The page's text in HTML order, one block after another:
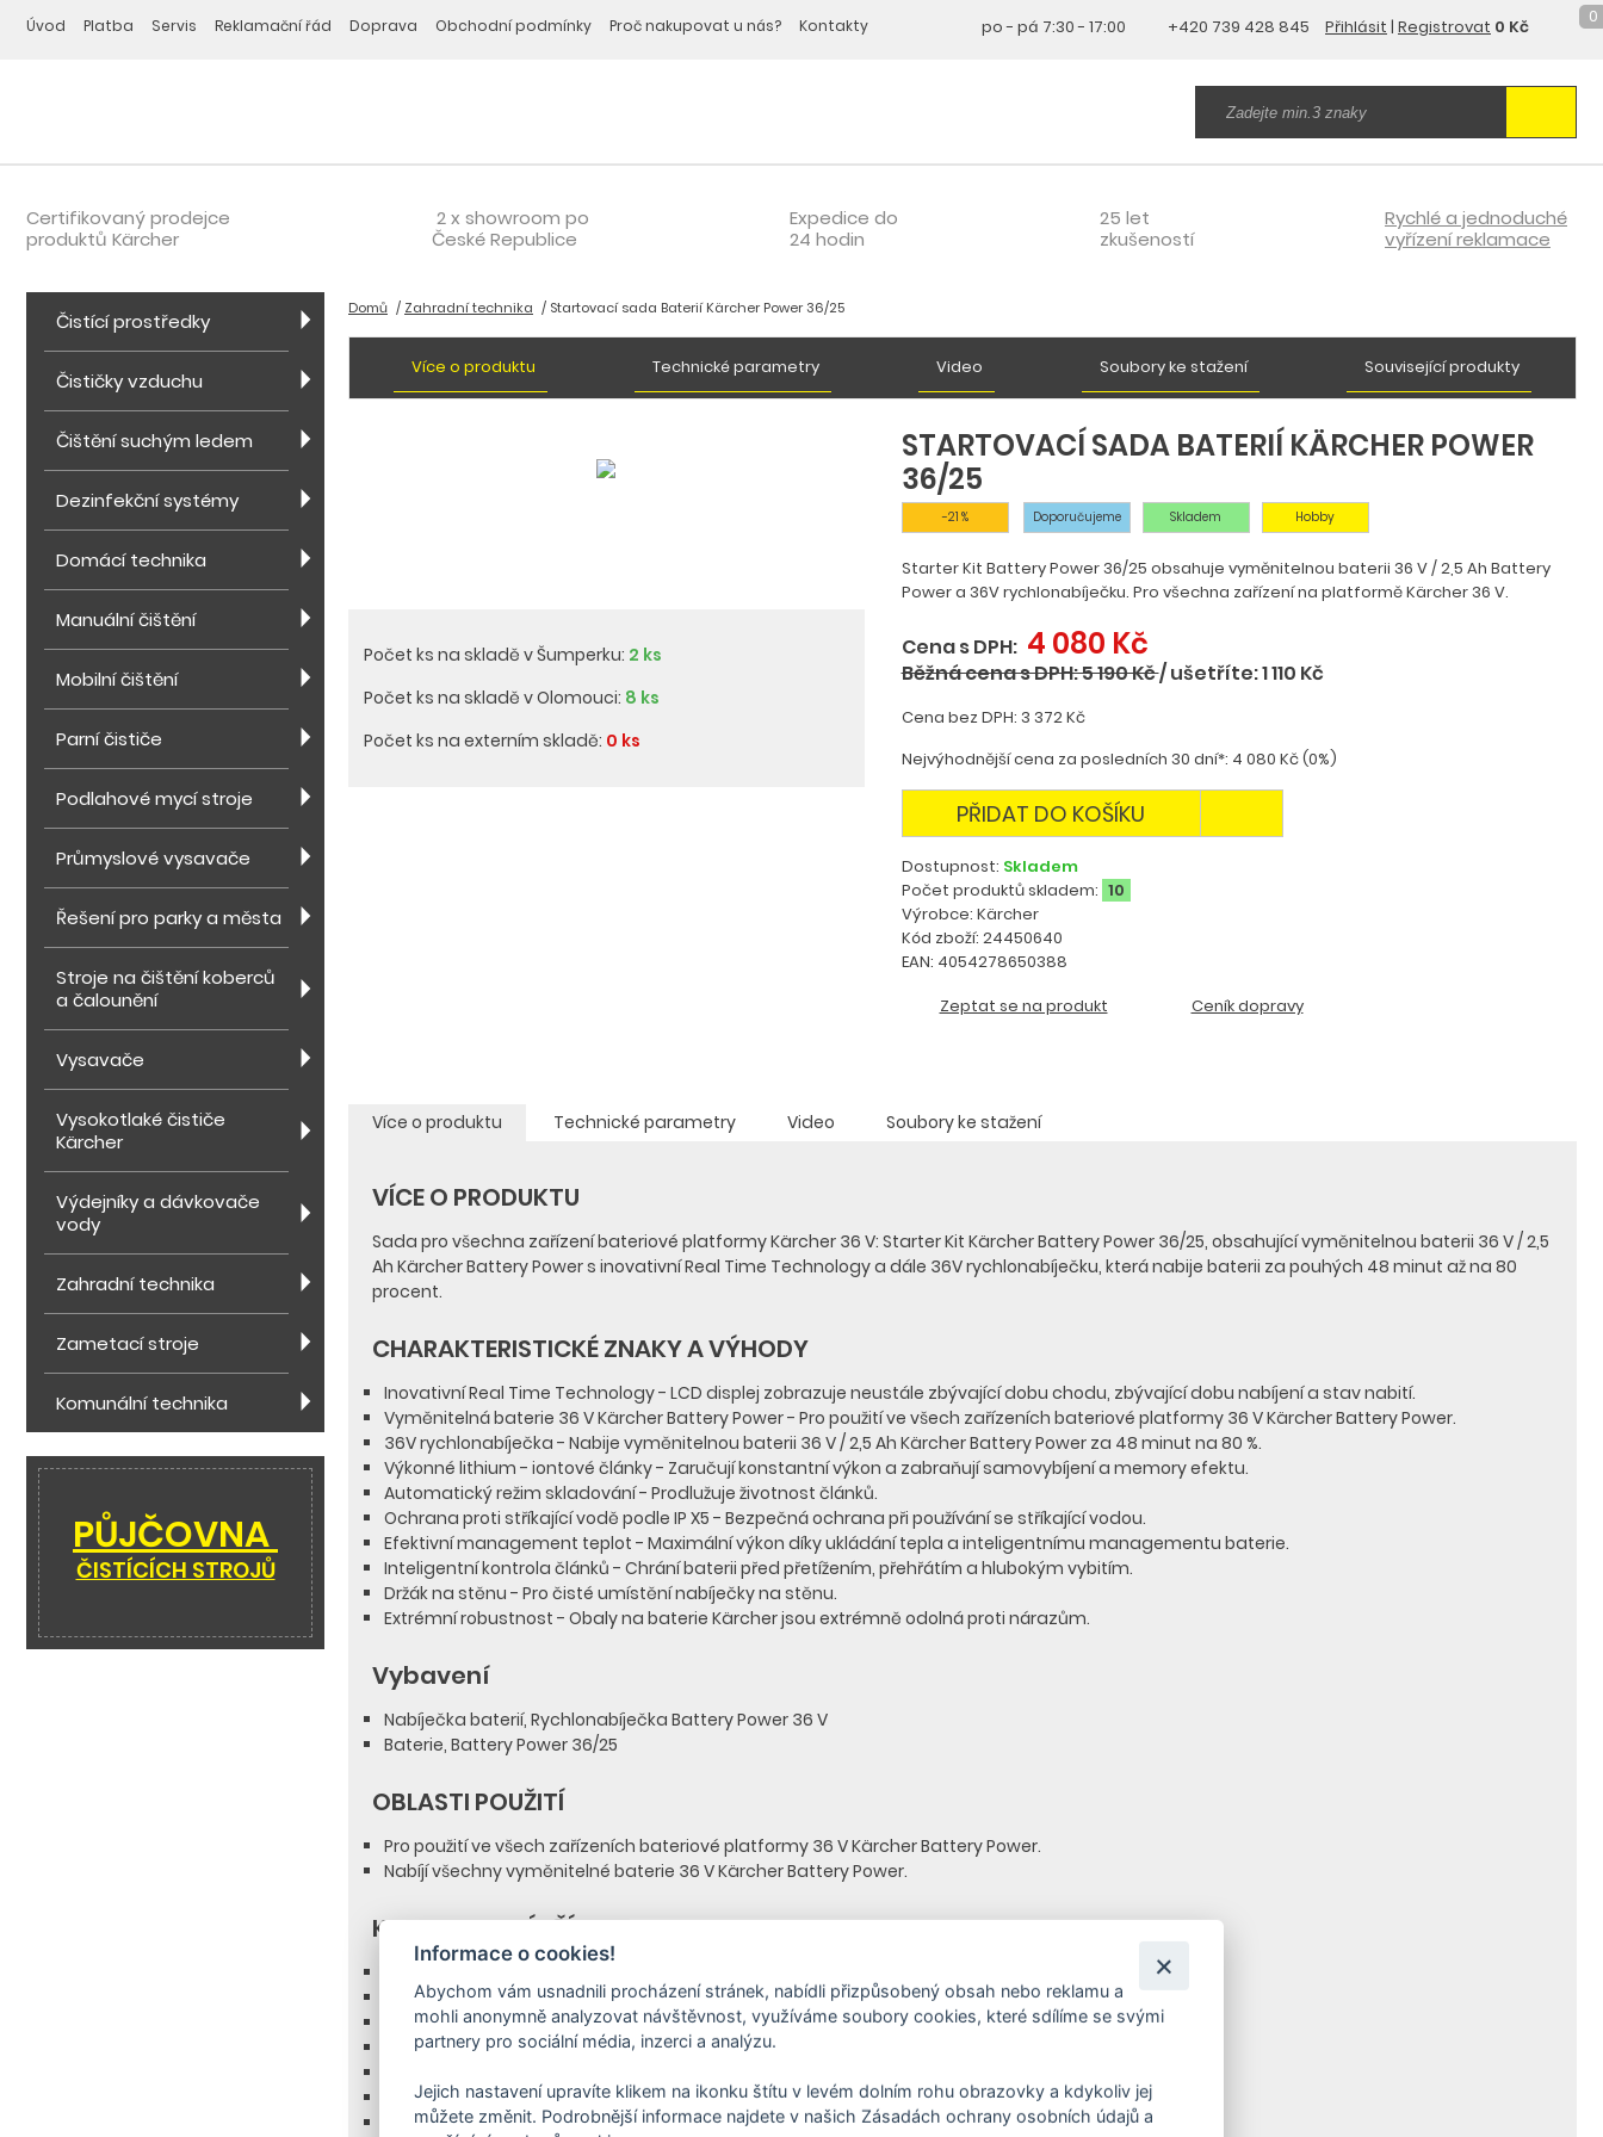
Úvod Platba Servis Reklamační řád Doprava Obchodní podmínky Proč nakupovat u nás? Kontakty po - pá 7:30 - 17:00 +420 739 428 845 Přihlásit | Registrovat 0 Kč 0
Certifikovaný prodejce
produktů Kärcher
2 x showroom po
České Republice
Expedice do
24 hodin
25 let
zkušeností
Rychlé a jednoduché
vyřízení reklamace
Čistící prostředky
Čističky vzduchu
Čištění suchým ledem
Dezinfekční systémy
Domácí technika
Manuální čištění
Mobilní čištění
Parní čističe
Podlahové mycí stroje
Průmyslové vysavače
Řešení pro parky a města
Stroje na čištění koberců
a čalounění
Vysavače
Vysokotlaké čističe
Kärcher
Výdejníky a dávkovače
vody
Zahradní technika
Zametací stroje
Komunální technika
PŮJČOVNA
ČISTÍCÍCH STROJŮ
Domů Zahradní technika Startovací sada Baterií Kärcher Power 36/25
Více o produktu Technické parametry Video Soubory ke stažení Související produkty
Počet ks na skladě v Šumperku: 2 ks
Počet ks na skladě v Olomouci: 8 ks
Počet ks na externím skladě: 0 ks
STARTOVACÍ SADA BATERIÍ KÄRCHER POWER
36/25
-21 % Doporučujeme Skladem Hobby
Starter Kit Battery Power 36/25 obsahuje vyměnitelnou baterii 36 V / 2,5 Ah Battery
Power a 36V rychlonabíječku. Pro všechna zařízení na platformě Kärcher 36 V.
Cena s DPH: 4 080 Kč
Běžná cena s DPH: 5 190 Kč/ušetříte: 1 110 Kč
Cena bez DPH: 3 372 Kč
Nejvýhodnější cena za posledních 30 dní*: 4 080 Kč (0%)
PŘIDAT DO KOŠÍKU
Dostupnost: Skladem
Počet produktů skladem: 10
Výrobce: Kärcher
Kód zboží: 24450640
EAN: 4054278650388
Zeptat se na produkt
Ceník dopravy
Více o produktu Technické parametry Video Soubory ke stažení
VÍCE O PRODUKTU
Sada pro všechna zařízení bateriové platformy Kärcher 36 V: Starter Kit Kärcher Battery Power 36/25, obsahující vyměnitelnou baterii 36 V / 2,5
Ah Kärcher Battery Power s inovativní Real Time Technology a dále 36V rychlonabíječku, která nabije baterii za pouhých 48 minut až na 80
procent.
CHARAKTERISTICKÉ ZNAKY A VÝHODY
Inovativní Real Time Technology - LCD displej zobrazuje neustále zbývající dobu chodu, zbývající dobu nabíjení a stav nabití.
Vyměnitelná baterie 36 V Kärcher Battery Power - Pro použití ve všech zařízeních bateriové platformy 36 V Kärcher Battery Power.
36V rychlonabíječka - Nabije vyměnitelnou baterii 36 V / 2,5 Ah Kärcher Battery Power za 48 minut na 80 %.
Výkonné lithium - iontové články - Zaručují konstantní výkon a zabraňují samovybíjení a memory efektu.
Automatický režim skladování - Prodlužuje životnost článků.
Ochrana proti stříkající vodě podle IP X5 - Bezpečná ochrana při používání se stříkající vodou.
Efektivní management teplot - Maximální výkon díky ukládání tepla a inteligentnímu managementu baterie.
Inteligentní kontrola článků - Chrání baterii před přetížením, přehřátím a hlubokým vybitím.
Držák na stěnu - Pro čisté umístění nabíječky na stěnu.
Extrémní robustnost - Obaly na baterie Kärcher jsou extrémně odolná proti nárazům.
Vybavení
Nabíječka baterií, Rychlonabíječka Battery Power 36 V
Baterie, Battery Power 36/25
OBLASTI POUŽITÍ
Pro použití ve všech zařízeních bateriové platformy 36 V Kärcher Battery Power.
Nabíjí všechny vyměnitelné baterie 36 V Kärcher Battery Power.
KOMPATIBILNÍ PŘÍSTROJE
CSN 36-35 Battery
HGE 36-60 Battery Set, HGE 36-60 Battery
LBL 4 Battery, LBL 4 Battery Set
LMO 36-46 Battery, LMO 36-46 Battery Set
LTR 36-33 Battery, LTR 36-33 Battery Set
Informace o cookies!
Abychom vám usnadnili procházení stránek, nabídli přizpůsobený obsah nebo reklamu a
mohli anonymně analyzovat návštěvnost, využíváme soubory cookies, které sdílíme se svými
partnery pro sociální média, inzerci a analýzu.
Jejich nastavení upravíte klikem na ikonku štítu v levém dolním rohu obrazovky a kdykoliv jej
můžete změnit. Podrobnější informace najdete v našich Zásadách ochrany osobních údajů a